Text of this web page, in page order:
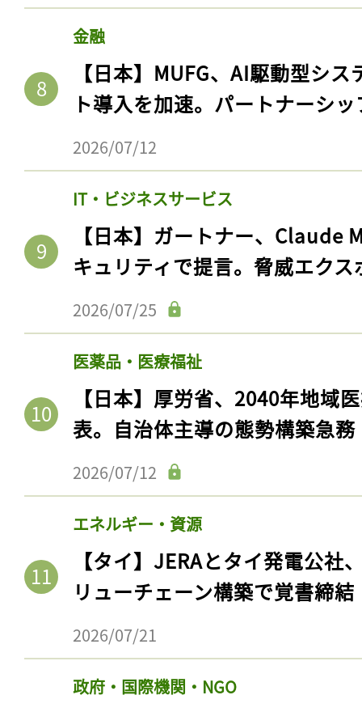
金融
【日本】MUFG、AI駆動型シ
ト導入を加速。パートナーシ
2026/07/12
IT・ビジネスサービス
【日本】ガートナー、Claude
キュリティで提言。脅威エク
2026/07/25
医薬品・医療福祉
【日本】厚労省、2040年地域
表。自治体主導の態勢構築急務
2026/07/12
エネルギー・資源
【タイ】JERAとタイ発電公社
リューチェーン構築で覚書締結
2026/07/21
政府・国際機関・NGO